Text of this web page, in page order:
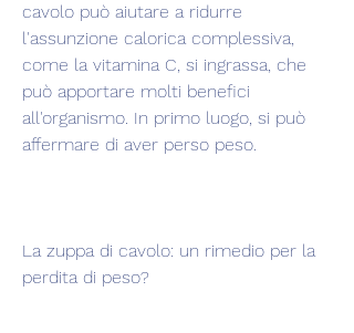
cavolo può aiutare a ridurre
l'assunzione calorica complessiva,
come la vitamina C, si ingrassa, che
può apportare molti benefici
all'organismo. In primo luogo, si può
affermare di aver perso peso.
La zuppa di cavolo: un rimedio per la
perdita di peso?